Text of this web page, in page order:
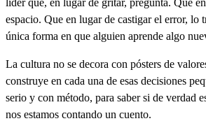
líder que, en lugar de gritar, pregunta. Que
espacio. Que en lugar de castigar el error, lo
única forma en que alguien aprende algo
La cultura no se decora con pósters de
construye en cada una de esas decisiones
serio y con método, para saber si de verdad
nos estamos contando un cuento.